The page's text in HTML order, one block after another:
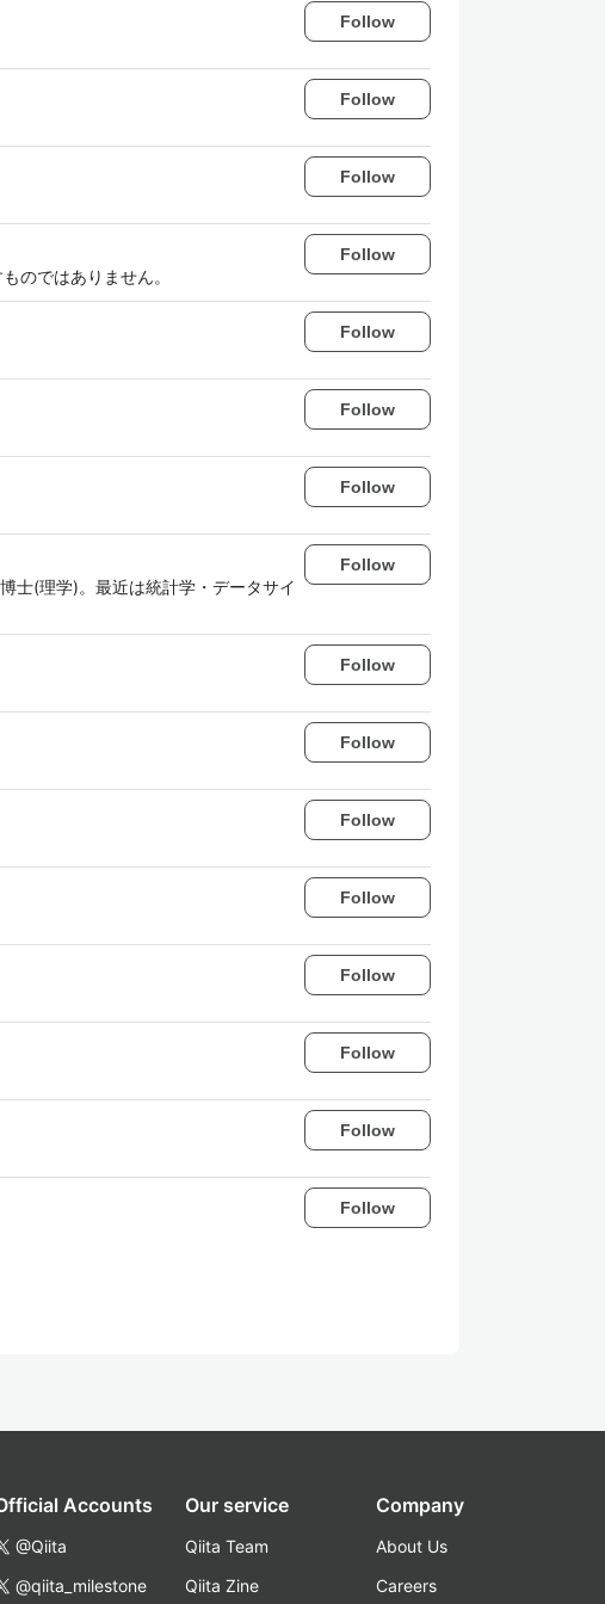
Follow
Follow
Follow
のではありません。
Follow
Follow
Follow
Follow
士(理学)。最近は統計学・データサイ
Follow
Follow
Follow
Follow
Follow
Follow
Follow
Follow
Follow
Accounts
@Qiita
@qiita_milestone
Our service
Qiita Team
Qiita Zine
Company
About Us
Careers